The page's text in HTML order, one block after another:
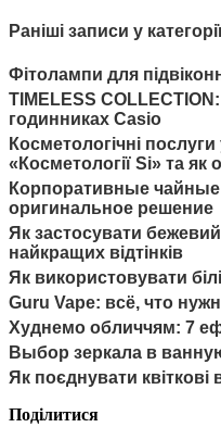
Раніші записи у
Фітолампи для
TIMELESS
годинниках Casio
Косметологічні
«Косметології Si» та як
Корпоративные
оригинальное решение
Як застосувати бежевий
найкращих відтінків
Як використовувати білі
Guru Vape: всё, что
Худнемо обличчям: 7
Выбор зеркала в
Як поєднувати
Поділитися